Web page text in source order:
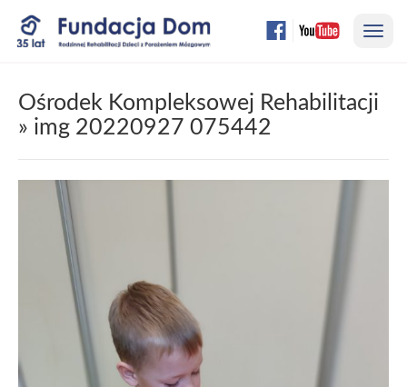
Przejdź
do
Ośrodek Kompleksowej Rehabilitacji
» img 20220927 075442